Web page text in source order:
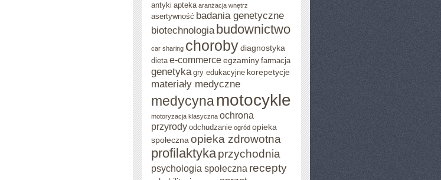
antyki apteka aranżacja wnętrz
asertywność badania genetyczne
biotechnologia budownictwo
car sharing chorobydiagnostyka
dieta e-commerceegzaminy farmacja
genetyka gry edukacyjne korepetycje
materiały medyczne
medycynamotocykle
motoryzacja klasyczna ochrona
przyrody odchudzanie ogród opieka
społeczna opieka zdrowotna
profilaktykaprzychodnia
psychologia społeczna recepty